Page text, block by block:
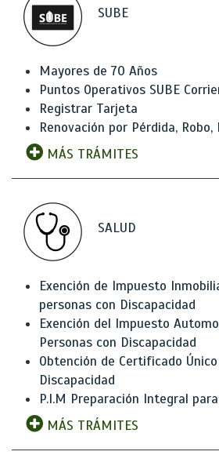
SUBE
Mayores de 70 Años
Puntos Operativos SUBE
Registrar Tarjeta
Renovación por Pérdida,
MÁS TRÁMITES
SALUD
Exención de Impuesto
personas con Discapacidad
Exención del Impuesto
Personas con Discapacidad
Obtención de Certificado
Discapacidad
P.I.M Preparación Integral
MÁS TRÁMITES